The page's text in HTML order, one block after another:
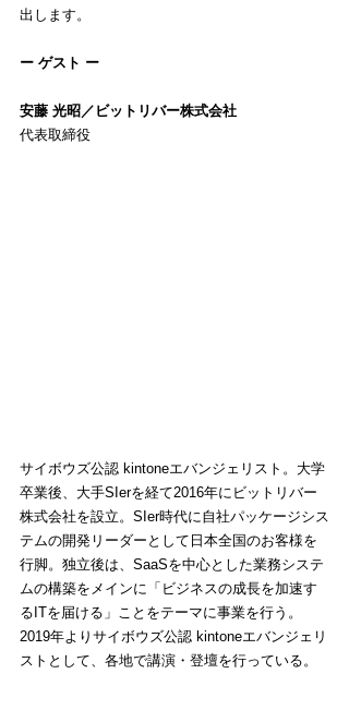
出します。
ー ゲスト ー
安藤 光昭／ビットリバー株式会社
代表取締役
サイボウズ公認 kintoneエバンジェリスト。大学
卒業後、大手SIerを経て2016年にビットリバー
株式会社を設立。SIer時代に自社パッケージシス
テムの開発リーダーとして日本全国のお客様を
行脚。独立後は、SaaSを中心とした業務システ
ムの構築をメインに「ビジネスの成長を加速す
るITを届ける」ことをテーマに事業を行う。
2019年よりサイボウズ公認 kintoneエバンジェリ
ストとして、各地で講演・登壇を行っている。